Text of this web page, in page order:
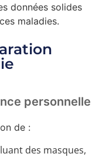
données solides
maladies.
personnelle
de :
des masques,